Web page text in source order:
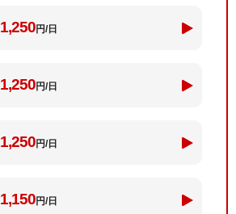
1,250円/日
1,250円/日
1,250円/日
1,150円/日